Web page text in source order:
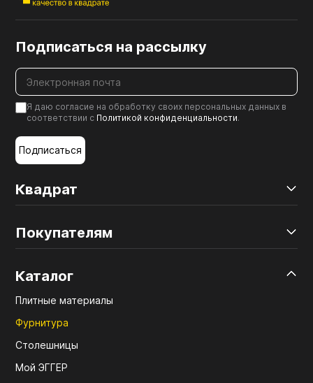
Квадрат
Покупателям
Каталог
Плитные материалы
Фурнитура
Столешницы
Мой ЭГГЕР
Подписаться на рассылку
Я даю согласие на обработку своих персональных данных в
соответствии с Политикой конфиденциальности.
Подписаться